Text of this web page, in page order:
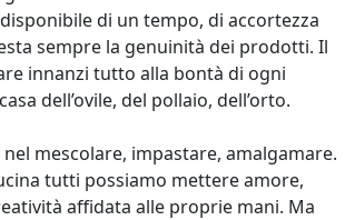
di un tempo, di accortezza
sempre la genuinità dei prodotti. Il
innanzi tutto alla bontà di ogni
dell’ovile, del pollaio, dell’orto.
nel mescolare, impastare, amalgamare.
tutti possiamo mettere amore,
affidata alle proprie mani. Ma